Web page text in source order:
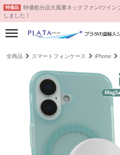
特価品
特価処分品大風量ネックファン/ツイン
しました！
全商品 スマートフォンケース iPhone